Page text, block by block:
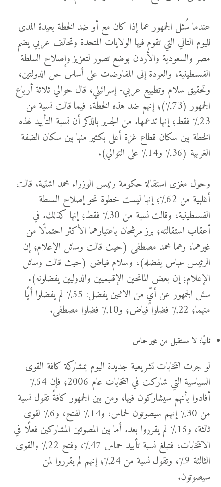
عندما سُئل الجمهور عما إذا كان مع أو ضد الخطة بعيدة المدى
لليوم التالي التي تقوم فيها الولايات المتحدة وتحالف عربي يضم
مصر والسعودية والأردن بوضع تصور لتعزيز وإصلاح السلطة
الفلسطينية، والعودة إلى المفاوضات على أساس حل الدولتين،
وتحقيق سلام وتطبيع عربي- إسرائيلي، قال حوالي ثلاثة أرباع
الجمهور (73٪)؛ إنهم ضد هذه الخطة، فيما قالت نسبة من
23٪ فقط؛ إنها تدعمها. من الجدير بالذكر أن نسبة التأييد لهذه
الخطة بين سكان قطاع غزة أعلى بكثير منها بين سكان الضفة
الغربية (36٪ و14٪ على التوالي).
وحول مغزى استقالة حكومة رئيس الوزراء محمد اشتية، قالت
أغلبية من 62٪؛ إنها ليست خطوة نحو إصلاح السلطة
الفلسطينية، وقالت نسبة من 30٪ فقط؛ إنها كذلك. في
أعقاب استقالته؛ برز مرشحان باعتبارهما الأكثر احتمالًا من
غيرهما، وهما محمد مصطفى (حيث قالت وسائل الإعلام؛ إن
الرئيس عباس يفضله)، وسلام فياض (حيث قالت وسائل
الإعلام؛ إن بعض المانحين الإقليميين والدوليين يفضلونه).
سئل الجمهور عن أيٍّ من الاثنين يفضل: 55٪ لم يفضلوا أيًا
منهما؛ 22٪ فضلوا فياض؛ و10٪ فضلوا مصطفى.
ثانيًا: لا مستقبل من غير حماس
لو جرت انتخابات تشريعية جديدة اليوم بمشاركة كافة القوى
السياسية التي شاركت في انتخابات عام 2006؛ فإن 64٪
أفادوا بأنهم سيشاركون فيها، ومن بين الجمهور كافةً تقول نسبة
من 30٪ إنهم سيصوتون لحماس، و14٪ لفتح، و6٪ لقوى
ثالثة، و15٪ لم يقرروا بعد. أما بين المصوتين المشاركين فعلًا في
الانتخابات، فتبلغ نسبة تأييد حماس 47٪، وفتح 22٪ والقوى
الثالثة 9٪، وتقول نسبة من 24٪؛ إنهم لم يقرروا لمن
سيصوتون.